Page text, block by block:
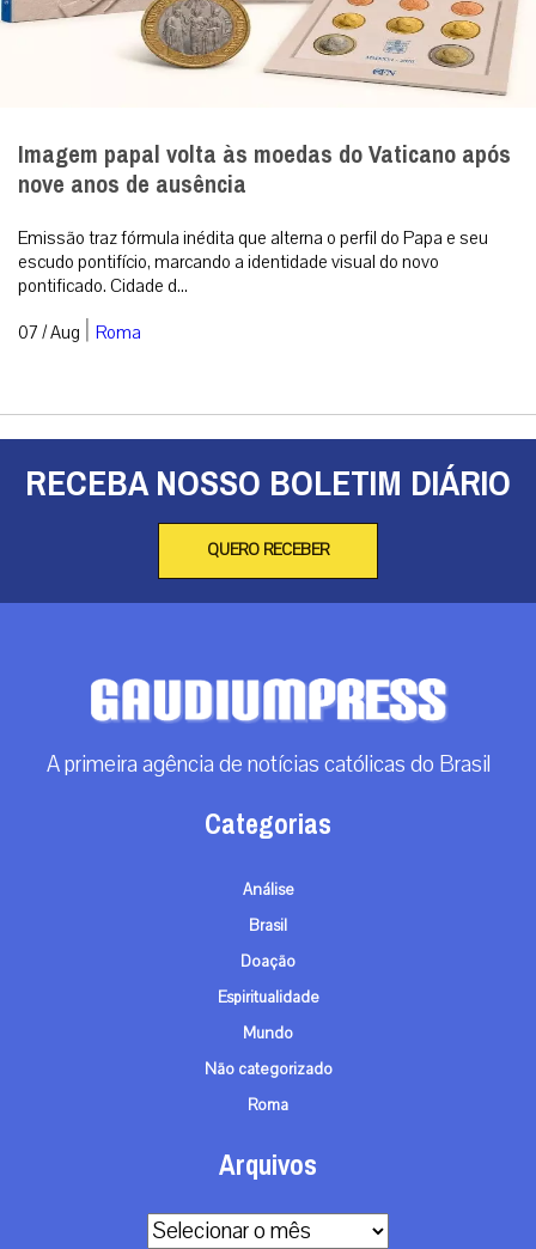
Imagem papal volta às moedas do Vaticano após
nove anos de ausência
Emissão traz fórmula inédita que alterna o perfil do Papa e seu
escudo pontifício, marcando a identidade visual do novo
pontificado. Cidade d...
07 / Aug | Roma
RECEBA NOSSO BOLETIM DIÁRIO
QUERO RECEBER
A primeira agência de notícias católicas do Brasil
Categorias
Análise
Brasil
Doação
Espiritualidade
Mundo
Não categorizado
Roma
Arquivos
Arquivos